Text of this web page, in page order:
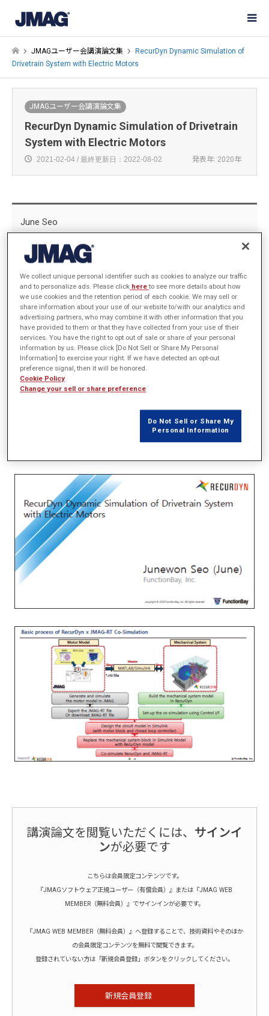
JMAGユーザー会講演論文集
RecurDyn Dynamic Simulation of
Drivetrain System with Electric Motors
JMAGユーザー会講演論文集
RecurDyn Dynamic Simulation of Drivetrain
System with Electric Motors
2021-02-04 / 最終更新日：2022-08-02 発表年: 2020年
June Seo
Business Group, FunctionBay, Inc
概要
RecurDyn/DriveTrain provides easy modeling configuration of gears,
bearings and shafts using KISSsoft interface and analyzes dynamic
behaviors of various kinds of drive systems. A gear box model is
created in RecurDyn pre/post, and dynamic simulation is implemented
with RecurDyn solver.
In this paper, a typical process of simulation is introduced to analyze
an entire system of drivetrain.
And, it also verifies the interaction between RecurDyn and JMAG-RTT
where an electric motor model gives a driving system an effect of
講演論文を閲覧いただくには、 サインイ
ンが必要です
こちらは会員限定コンテンツです。
『JMAGソフトウェア正規ユーザー（有償会員）』または『JMAG WEB
MEMBER（無料会員）』でサインインが必要です。
『JMAG WEB MEMBER（無料会員）』へ登録することで、技術資料やそのほか
の会員限定コンテンツを無料で閲覧できます。
登録されていない方は「新規会員登録」ボタンをクリックしてください。
新規会員登録
We collect unique personal identifier such as cookies to analyze our traffic
and to personalize ads. Please click hereto see more details about how
we use cookies and the retention period of each cookie. We may sell or
share information about your use of our website to/with our analytics and
advertising partners, who may combine it with other information that you
have provided to them or that they have collected from your use of their
services. You have the right to opt out of sale or share of your personal
information by us. Please click [Do Not Sell or Share My Personal
Information] to exercise your right. If we have detected an opt-out
preference signal, then it will be honored.
Cookie Policy
Change your sell or share preference
Do Not Sell or Share My
Personal Information